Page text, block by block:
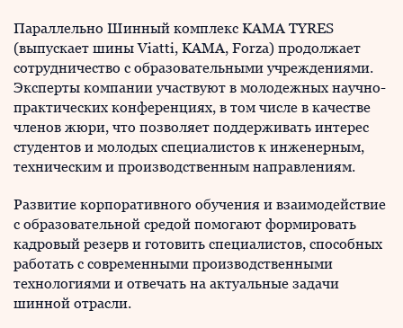
Параллельно Шинный комплекс KAMA TYRES
(выпускает шины Viatti, KAMA, Forza) продолжает
сотрудничество с образовательными учреждениями.
Эксперты компании участвуют в молодежных научно-
практических конференциях, в том числе в качестве
членов жюри, что позволяет поддерживать интерес
студентов и молодых специалистов к инженерным,
техническим и производственным направлениям.
Развитие корпоративного обучения и взаимодействие
с образовательной средой помогают формировать
кадровый резерв и готовить специалистов, способных
работать с современными производственными
технологиями и отвечать на актуальные задачи
шинной отрасли.